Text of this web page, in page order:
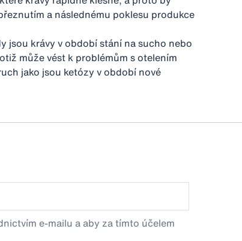
a následnému poklesu produkce
jsou krávy v období stání na sucho nebo
může vést k problémům s otelením
jako jsou ketózy v období nové
e-mailu a aby za tímto účelem